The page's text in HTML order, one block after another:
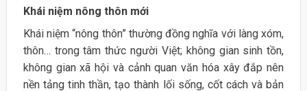
Khái niệm nông thôn mới
Khái niệm “nông thôn” thường đồng nghĩa với làng xóm,
thôn… trong tâm thức người Việt; không gian sinh tồn,
không gian xã hội và cảnh quan văn hóa xây đắp nên
nền tảng tinh thần, tạo thành lối sống, cốt cách và bản